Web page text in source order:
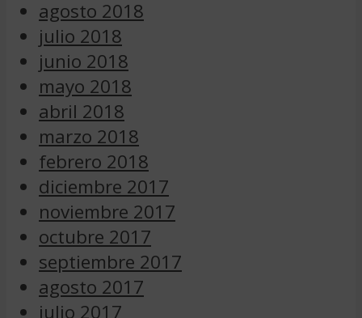
agosto 2018
julio 2018
junio 2018
mayo 2018
abril 2018
marzo 2018
febrero 2018
diciembre 2017
noviembre 2017
octubre 2017
septiembre 2017
agosto 2017
julio 2017